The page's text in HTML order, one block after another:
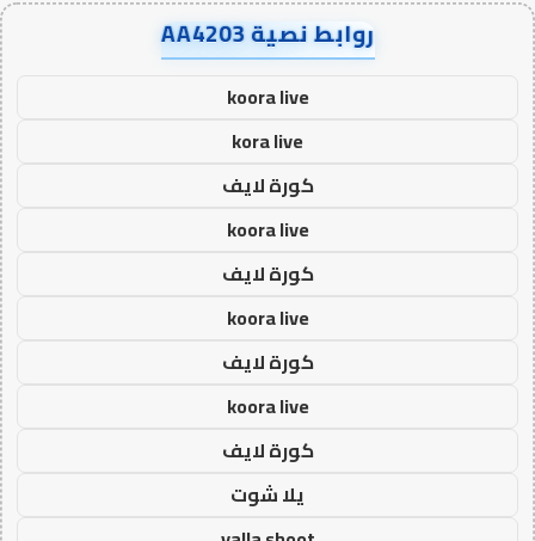
روابط نصية AA4203
koora live
kora live
كورة لايف
koora live
كورة لايف
koora live
كورة لايف
koora live
كورة لايف
يلا شوت